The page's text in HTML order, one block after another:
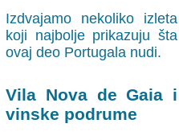
Izdvajamo nekoliko izleta
koji najbolje prikazuju šta
ovaj deo Portugala nudi.
Vila Nova de Gaia i
vinske podrume